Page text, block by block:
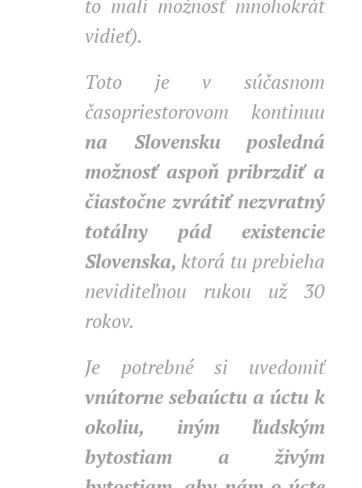
to mali možnosť mnohokrát
vidieť).
Toto je v súčasnom
časopriestorovom kontinuu
na Slovensku posledná
možnosť aspoň pribrzdiť a
čiastočne zvrátiť nezvratný
totálny pád existencie
Slovenska, ktorá tu prebieha
neviditeľnou rukou už 30
rokov.
Je potrebné si uvedomiť
vnútorne sebaúctu a úctu k
okoliu, iným ľudským
bytostiam a živým